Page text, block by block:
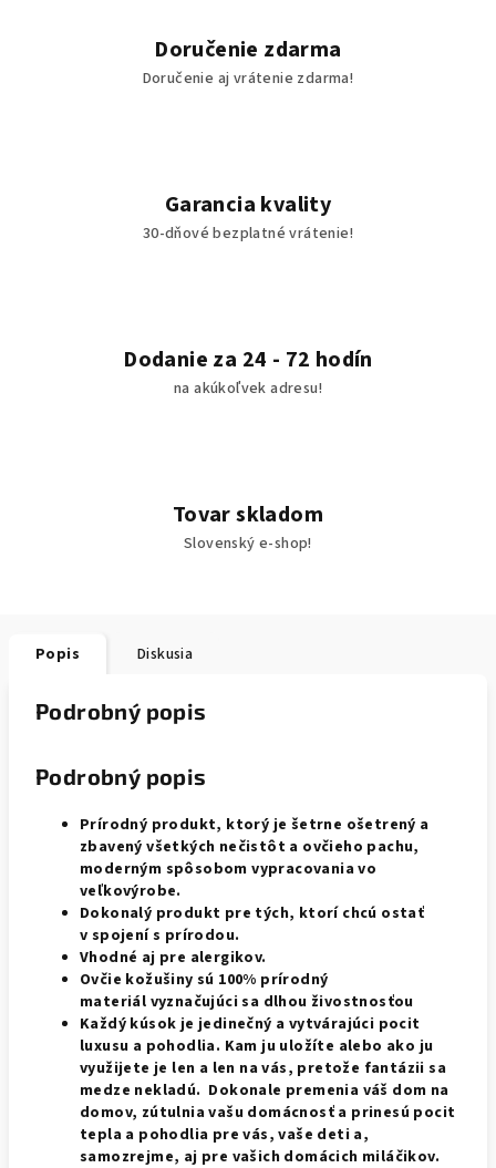
Doručenie zdarma
Doručenie aj vrátenie zdarma!
Garancia kvality
30-dňové bezplatné vrátenie!
Dodanie za 24 - 72 hodín
na akúkoľvek adresu!
Tovar skladom
Slovenský e-shop!
Popis Diskusia
Podrobný popis
Podrobný popis
Prírodný produkt, ktorý je šetrne ošetrený a
zbavený všetkých nečistôt a ovčieho pachu,
moderným spôsobom vypracovania vo
veľkovýrobe.
Dokonalý produkt pre tých, ktorí chcú ostať
v spojení s prírodou.
Vhodné aj pre alergikov.
Ovčie kožušiny sú 100% prírodný
materiál vyznačujúci sa dlhou živostnosťou
Každý kúsok je jedinečný a vytvárajúci pocit
luxusu a pohodlia. Kam ju uložíte alebo ako ju
využijete je len a len na vás, pretože fantázii sa
medze nekladú. Dokonale premenia váš dom na
domov, zútulnia vašu domácnosť a prinesú pocit
tepla a pohodlia pre vás, vaše deti a,
samozrejme, aj pre vašich domácich miláčikov.